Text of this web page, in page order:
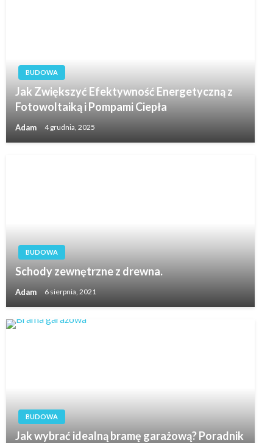
BUDOWA
Jak Zwiększyć Efektywność Energetyczną z
Fotowoltaiką i Pompami Ciepła
Adam 4 grudnia, 2025
BUDOWA
Schody zewnętrzne z drewna.
Adam 6 sierpnia, 2021
BUDOWA
Jak wybrać idealną bramę garażową? Poradnik